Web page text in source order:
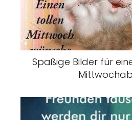
Spaßige Bilder für